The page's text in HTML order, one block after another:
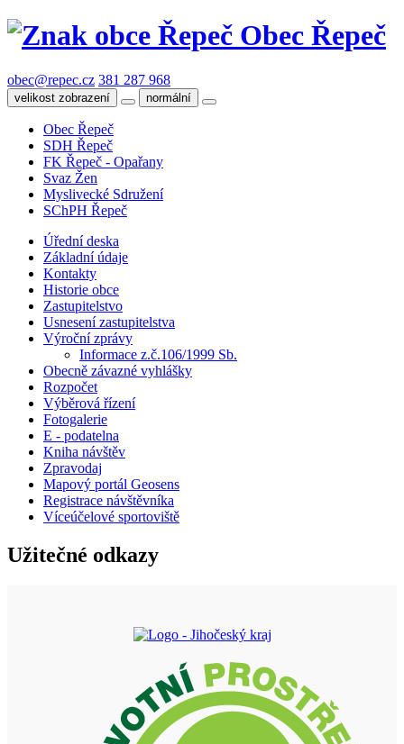
Obec Řepeč
obec@repec.cz 381 287 968
velikost zobrazení normální
Obec Řepeč
SDH Řepeč
FK Řepeč - Opařany
Svaz Žen
Myslivecké Sdružení
SChPH Řepeč
Úřední deska
Základní údaje
Kontakty
Historie obce
Zastupitelstvo
Usnesení zastupitelstva
Výroční zprávy
Informace z.č.106/1999 Sb.
Obecně závazné vyhlášky
Rozpočet
Výběrová řízení
Fotogalerie
E - podatelna
Kniha návštěv
Zpravodaj
Mapový portál Geosens
Registrace návštěvníka
Víceúčelové sportoviště
Užitečné odkazy